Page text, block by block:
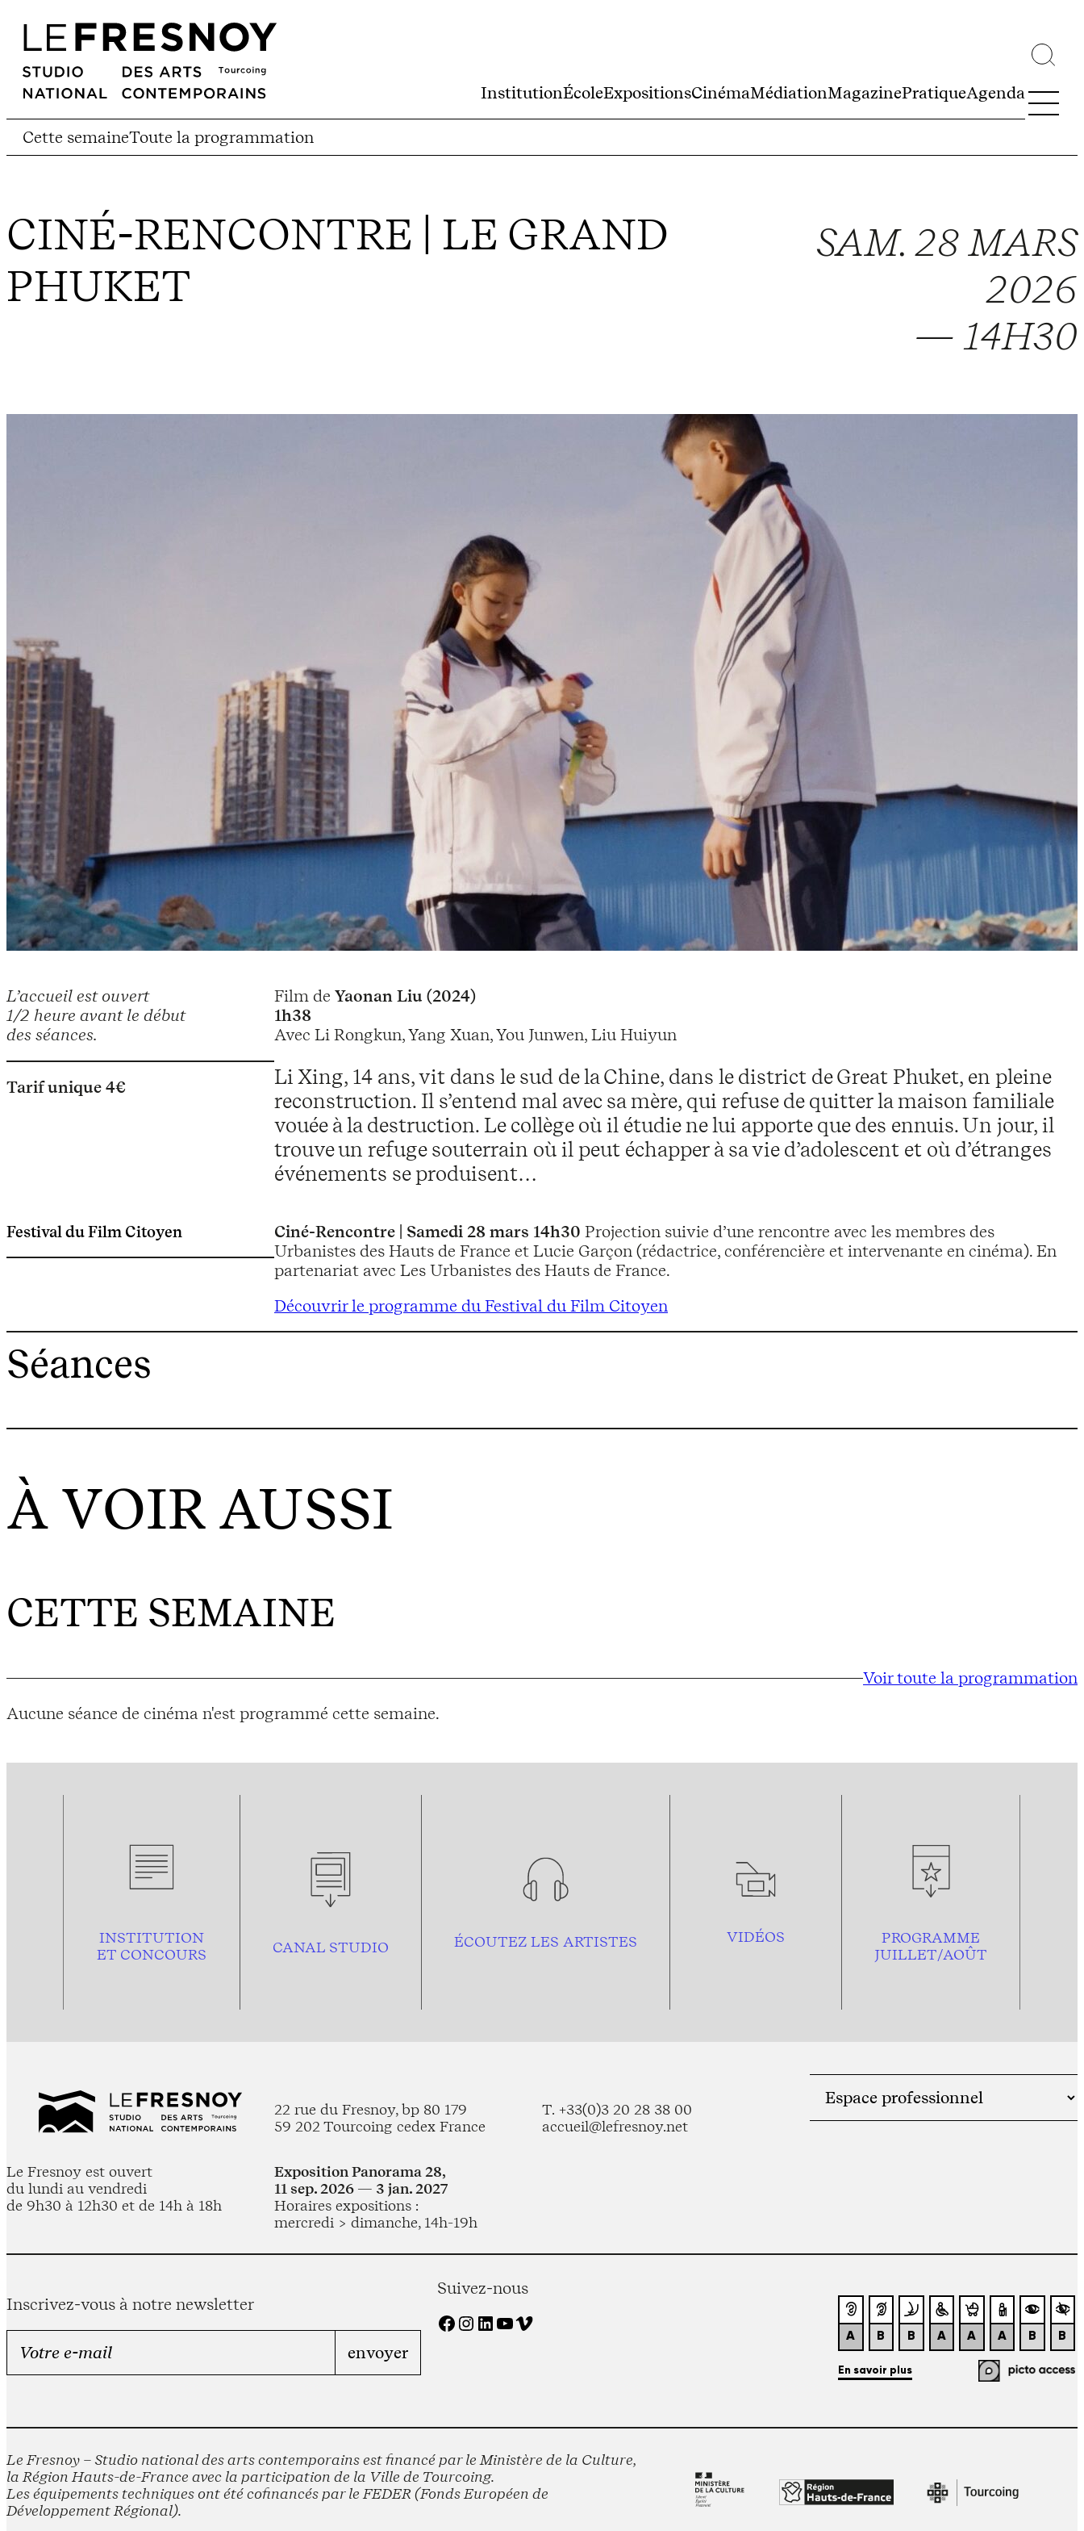
InstitutionÉcoleExpositionsCinémaMédiationMagazinePratiqueAgenda
Cette semaineToute la programmation
CINÉ-RENCONTRE | LE GRAND
PHUKET
SAM. 28 MARS
2026
— 14H30
L’accueil est ouvert
1/2 heure avant le début
des séances.
Tarif unique 4€
Film de Yaonan Liu (2024)
1h38
Avec Li Rongkun, Yang Xuan, You Junwen, Liu Huiyun
Li Xing, 14 ans, vit dans le sud de la Chine, dans le district de Great Phuket, en pleine
reconstruction. Il s’entend mal avec sa mère, qui refuse de quitter la maison familiale
vouée à la destruction. Le collège où il étudie ne lui apporte que des ennuis. Un jour, il
trouve un refuge souterrain où il peut échapper à sa vie d’adolescent et où d’étranges
événements se produisent…
Festival du Film Citoyen Ciné-Rencontre | Samedi 28 mars 14h30 Projection suivie d’une rencontre avec les membres des
Urbanistes des Hauts de France et Lucie Garçon (rédactrice, conférencière et intervenante en cinéma). En
partenariat avec Les Urbanistes des Hauts de France.
Découvrir le programme du Festival du Film Citoyen
Séances
À VOIR AUSSI
CETTE SEMAINE
Voir toute la programmation
Aucune séance de cinéma n'est programmé cette semaine.
INSTITUTION
ET CONCOURS
CANAL STUDIO ÉCOUTEZ LES ARTISTES VIDÉOS
PROGRAMME
JUILLET/AOÛT
22 rue du Fresnoy, bp 80 179
59 202 Tourcoing cedex France
T. +33(0)3 20 28 38 00
accueil@lefresnoy.net
Le Fresnoy est ouvert
du lundi au vendredi
de 9h30 à 12h30 et de 14h à 18h
Exposition Panorama 28,
11 sep. 2026 — 3 jan. 2027
Horaires expositions :
mercredi > dimanche, 14h-19h
Inscrivez-vous à notre newsletter
Suivez-nous
Facebook Instagram LinkedIn YouTube Vimeo
Le Fresnoy – Studio national des arts contemporains est financé par le Ministère de la Culture,
la Région Hauts-de-France avec la participation de la Ville de Tourcoing.
Les équipements techniques ont été cofinancés par le FEDER (Fonds Européen de
Développement Régional).